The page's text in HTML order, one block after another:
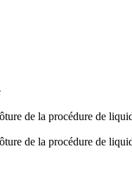
de la procédure de
de la procédure de